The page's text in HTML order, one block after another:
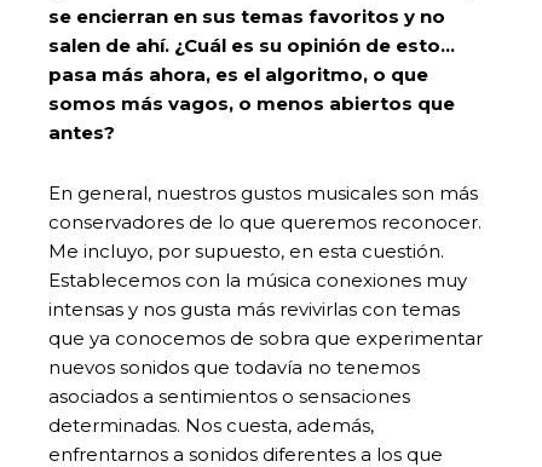
se encierran en sus temas favoritos y no
salen de ahí. ¿Cuál es su opinión de esto…
pasa más ahora, es el algoritmo, o que
somos más vagos, o menos abiertos que
antes?
En general, nuestros gustos musicales son más
conservadores de lo que queremos reconocer.
Me incluyo, por supuesto, en esta cuestión.
Establecemos con la música conexiones muy
intensas y nos gusta más revivirlas con temas
que ya conocemos de sobra que experimentar
nuevos sonidos que todavía no tenemos
asociados a sentimientos o sensaciones
determinadas. Nos cuesta, además,
enfrentarnos a sonidos diferentes a los que